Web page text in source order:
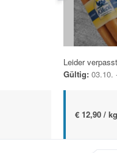
Leider
Gültig: 03.10.
€ 12,90 /